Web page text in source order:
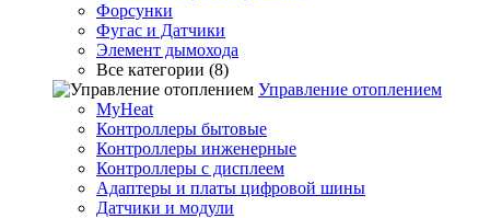
Форсунки
Фугас и Датчики
Элемент дымохода
Все категории (8)
Управление отоплением
MyHeat
Контроллеры бытовые
Контроллеры инженерные
Контроллеры с дисплеем
Адаптеры и платы цифровой шины
Датчики и модули